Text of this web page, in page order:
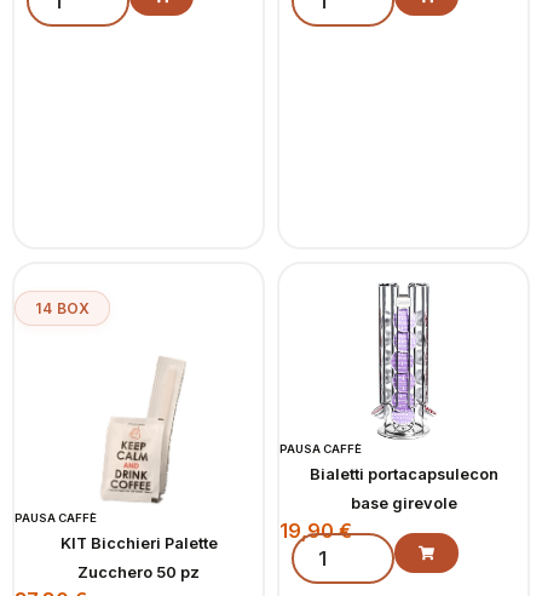
14 BOX
PAUSA CAFFÈ
KIT Bicchieri Palette
Zucchero 50 pz
PAUSA CAFFÈ
Bialetti portacapsulecon
base girevole
19,90€